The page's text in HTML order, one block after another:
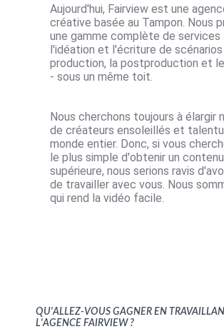
Aujourd'hui, Fairview est une
créative basée au Tampon. Nous
une gamme complète de services
l'idéation et l'écriture de scénarios
production, la postproduction et
- sous un même toit.
Nous cherchons toujours à élargir
de créateurs ensoleillés et
monde entier. Donc, si vous
le plus simple d'obtenir un
supérieure, nous serions ravis
de travailler avec vous. Nous
qui rend la vidéo facile.
Qu'allez-vous gagner en
l'agence Fairview ?